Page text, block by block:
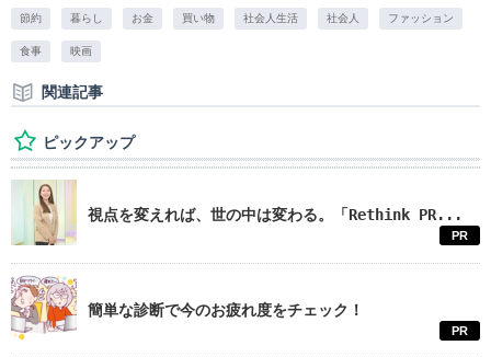
節約 暮らし お金 買い物 社会人生活 社会人 ファッション
食事 映画
関連記事
ピックアップ
視点を変えれば、世の中は変わる。「Rethink PR...
PR
簡単な診断で今のお疲れ度をチェック！
PR